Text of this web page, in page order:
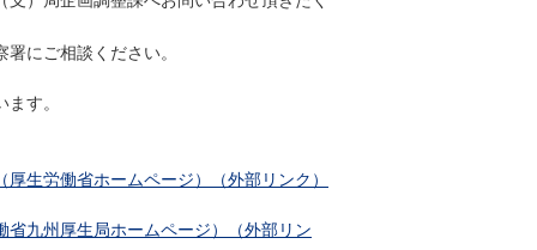
にご相談ください。
す。
生労働省ホームページ）（外部リンク）
九州厚生局ホームページ）（外部リン